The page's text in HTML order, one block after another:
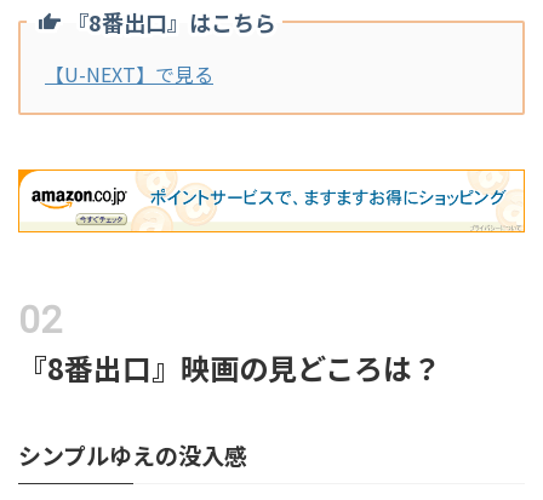
『8番出口』はこちら
【U-NEXT】で見る
『8番出口』映画の見どころは？
シンプルゆえの没入感